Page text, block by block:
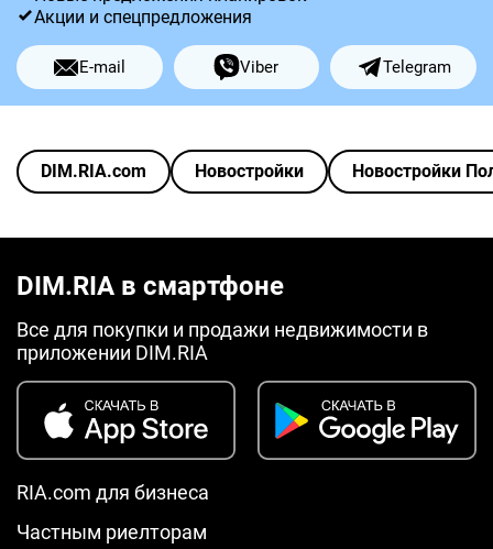
Акции и спецпредложения
E-mail Viber Telegram
DIM.RIA.com Новостройки Новостройки
DIM.RIA в смартфоне
Все для покупки и продажи недвижимости в
приложении DIM.RIA
RIA.com для бизнеса
Частным риелторам